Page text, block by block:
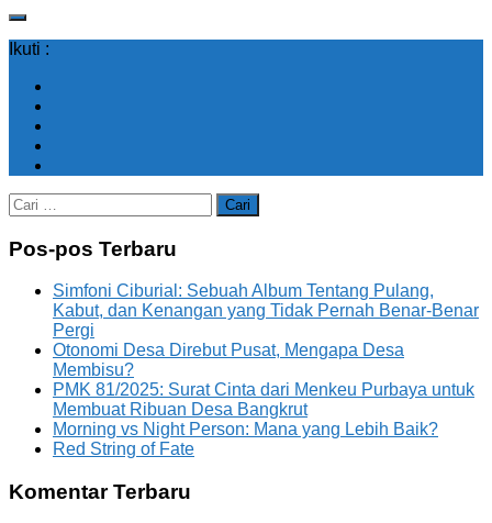
Ikuti :
Cari
untuk:
Pos-pos Terbaru
Simfoni Ciburial: Sebuah Album Tentang Pulang,
Kabut, dan Kenangan yang Tidak Pernah Benar-Benar
Pergi
Otonomi Desa Direbut Pusat, Mengapa Desa
Membisu?
PMK 81/2025: Surat Cinta dari Menkeu Purbaya untuk
Membuat Ribuan Desa Bangkrut
Morning vs Night Person: Mana yang Lebih Baik?
Red String of Fate
Komentar Terbaru